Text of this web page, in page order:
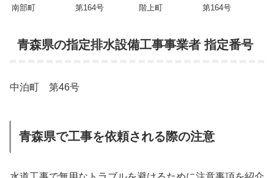
南部町
第164号 階上町 第164号
青森県の指定排水設備工事事業者 指定番号
中泊町 第46号
青森県で工事を依頼される際の注意